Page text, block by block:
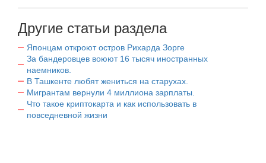
Другие статьи раздела
Японцам откроют остров Рихарда Зорге
За бандеровцев воюют 16 тысяч иностранных
наемников.
В Ташкенте любят жениться на старухах.
Мигрантам вернули 4 миллиона зарплаты.
Что такое криптокарта и как использовать в
повседневной жизни